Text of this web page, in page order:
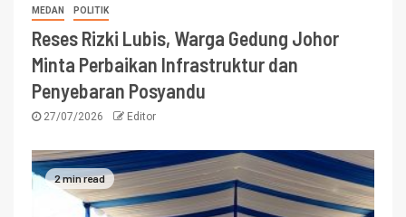
MEDAN POLITIK
Reses Rizki Lubis, Warga Gedung Johor
Minta Perbaikan Infrastruktur dan
Penyebaran Posyandu
27/07/2026 Editor
2 min read